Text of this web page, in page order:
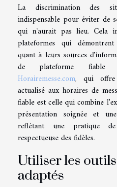
La discrimination des
indispensable pour éviter de
qui n'aurait pas lieu. Cela
plateformes qui
quant à leurs sources
de plateforme
Horairemesse.com, qui offre
actualisé aux horaires de
fiable est celle qui combine
présentation soignée et
reflétant une pratique
respectueuse des fidèles.
Utiliser les
adaptés